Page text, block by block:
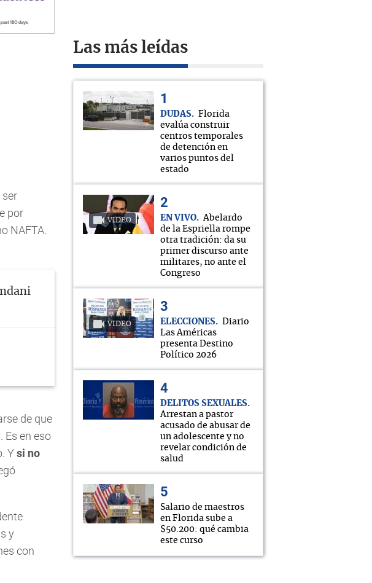
ser
por
NAFTA.
de que
Es en eso
Ysi no
y
con
Las más leídas
DUDAS
Florida
evalúa construir
centros temporales
de detención en
varios puntos del
estado
VIDEO EN VIVO
Abelardo
de la Espriella rompe
otra tradición: da su
primer discurso ante
militares, no ante el
Congreso
VIDEO ELECCIONES
Diario
Las Américas
presenta Destino
Político 2026
DELITOS SEXUALES
Arrestan a pastor
acusado de abusar de
un adolescente y no
revelar condición de
salud
Salario de maestros
en Florida sube a
$50.200: qué cambia
este curso